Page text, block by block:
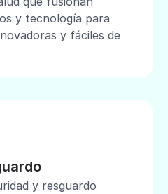
y tecnología para
y fáciles de
y resguardo